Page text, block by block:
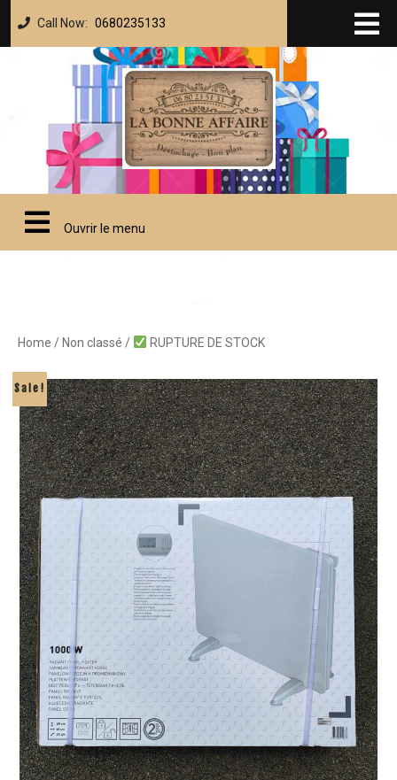
Call Now: 0680235133
Ouvrir le menu
Home / Non classé / RUPTURE DE STOCK
Sale!